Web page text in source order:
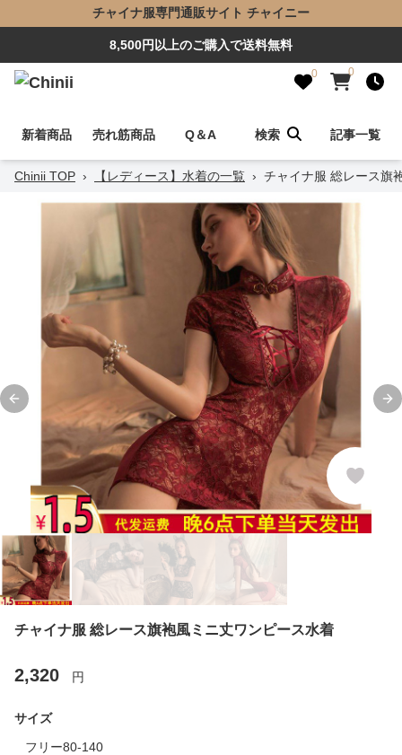
チャイナ服専門通販サイト チャイニー
8,500円以上のご購入で送料無料
0 0
新着商品 売れ筋商品 Q＆A 検索 記事一覧
Chinii TOP › 【レディース】水着の一覧 › チャイナ服 総レース旗
Previous slide
チャイナ服 総レース旗袍風ミニ丈ワンピース水着
2,320 円
サイズ
フリー80-140